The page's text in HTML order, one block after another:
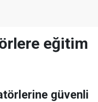
eğitim
güvenli